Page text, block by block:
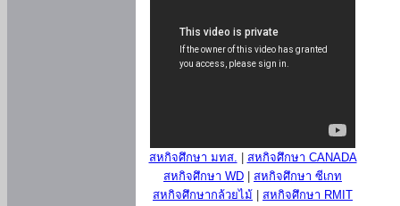
สหกิจศึกษา มทส.
สหกิจศึกษา CANADA
สหกิจศึกษา WD
สหกิจศึกษา ซีเกท
สหกิจศึกษากล้วยไม้
สหกิจศึกษา RMIT